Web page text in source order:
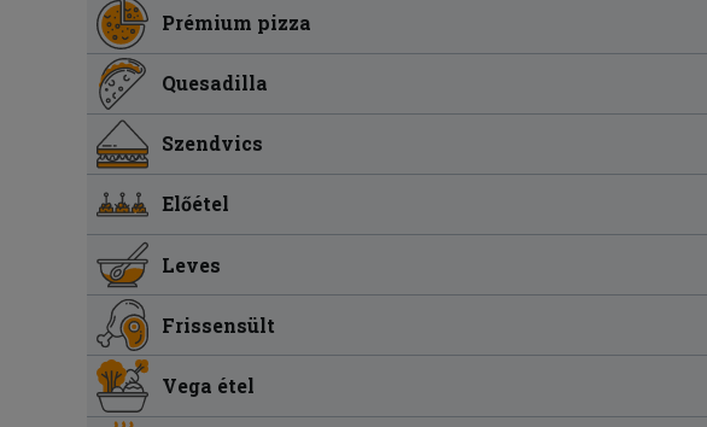
Prémium pizza
Quesadilla
Szendvics
Előétel
Leves
Frissensült
Vega étel